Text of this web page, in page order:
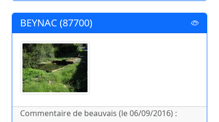
BEYNAC (87700)
Commentaire de beauvais (le 06/09/2016) :